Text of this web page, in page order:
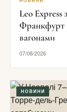
Leo Express
Франкфурт
вагонами
07/08/2026
НОВИНИ